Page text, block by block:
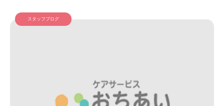
スタッフブログ